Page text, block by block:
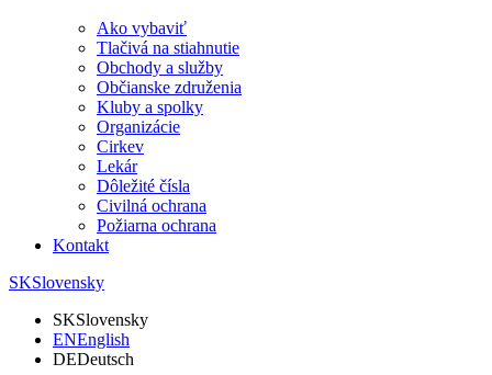
Ako vybaviť
Tlačivá na stiahnutie
Obchody a služby
Občianske združenia
Kluby a spolky
Organizácie
Cirkev
Lekár
Dôležité čísla
Civilná ochrana
Požiarna ochrana
Kontakt
SKSlovensky
SKSlovensky
ENEnglish
DEDeutsch